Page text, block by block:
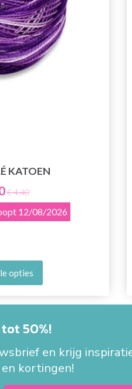
KATOEN
€ 4,40
12/08/2026
opties
50%!
en krijg
kortingen!